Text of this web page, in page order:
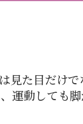
見た目だけ
運動しても